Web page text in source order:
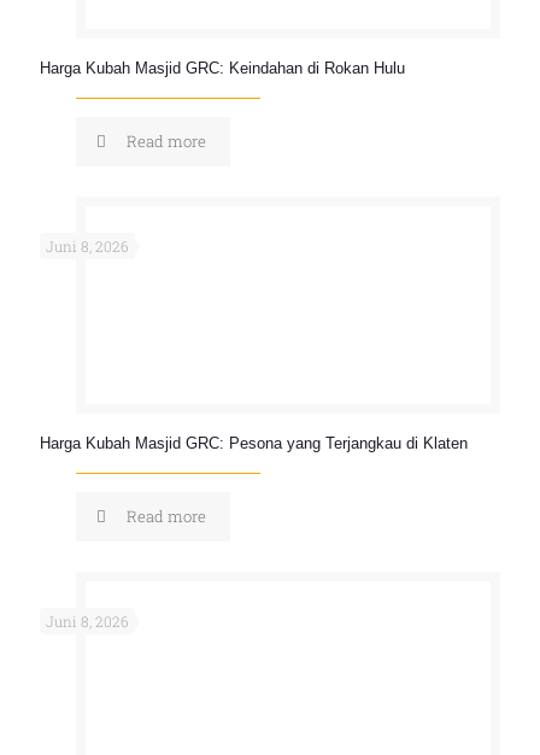
Harga Kubah Masjid GRC: Keindahan di Rokan Hulu
Read more
Juni 8, 2026
Harga Kubah Masjid GRC: Pesona yang Terjangkau di Klaten
Read more
Juni 8, 2026